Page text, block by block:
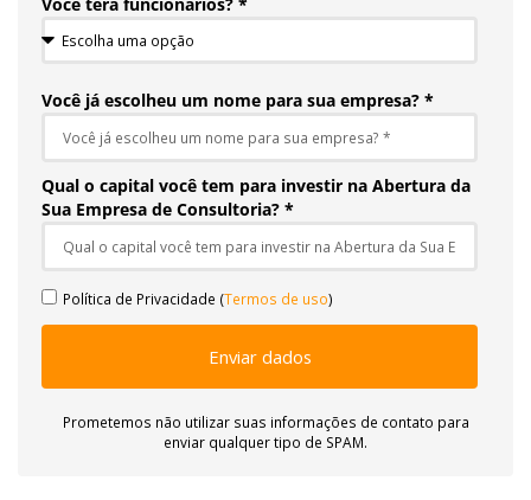
Você terá funcionários? *
Você já escolheu um nome para sua empresa? *
Qual o capital você tem para investir na Abertura da
Sua Empresa de Consultoria? *
Política de Privacidade (Termos de uso)
Enviar dados
Prometemos não utilizar suas informações de contato para
enviar qualquer tipo de SPAM.